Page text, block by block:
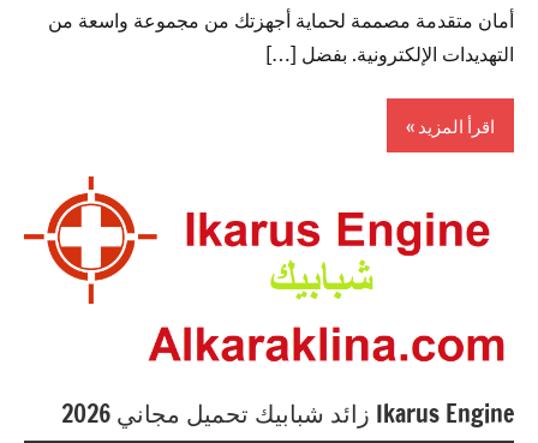
أمان متقدمة مصممة لحماية أجهزتك من مجموعة واسعة من
التهديدات الإلكترونية. بفضل […]
اقرأ المزيد
Ikarus Engine زائد شبابيك تحميل مجاني 2026